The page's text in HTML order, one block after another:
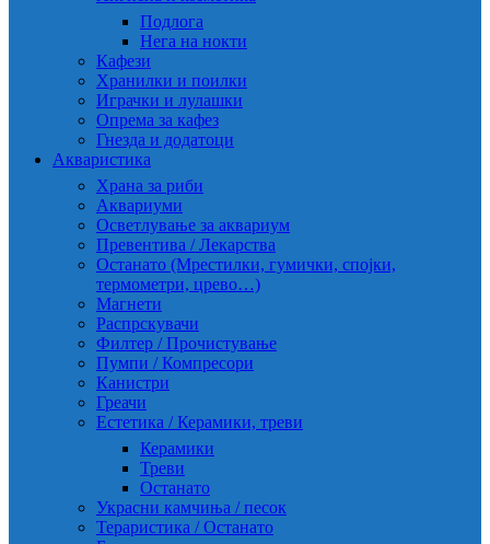
Подлога
Нега на нокти
Кафези
Хранилки и поилки
Играчки и лулашки
Опрема за кафез
Гнезда и додатоци
Акваристика
Храна за риби
Аквариуми
Осветлување за аквариум
Превентива / Лекарства
Останато (Мрестилки, гумички, спојки,
термометри, црево…)
Магнети
Распрскувачи
Филтер / Прочистување
Пумпи / Компресори
Канистри
Греачи
Естетика / Керамики, треви
Керамики
Треви
Останато
Украсни камчиња / песок
Тераристика / Останато